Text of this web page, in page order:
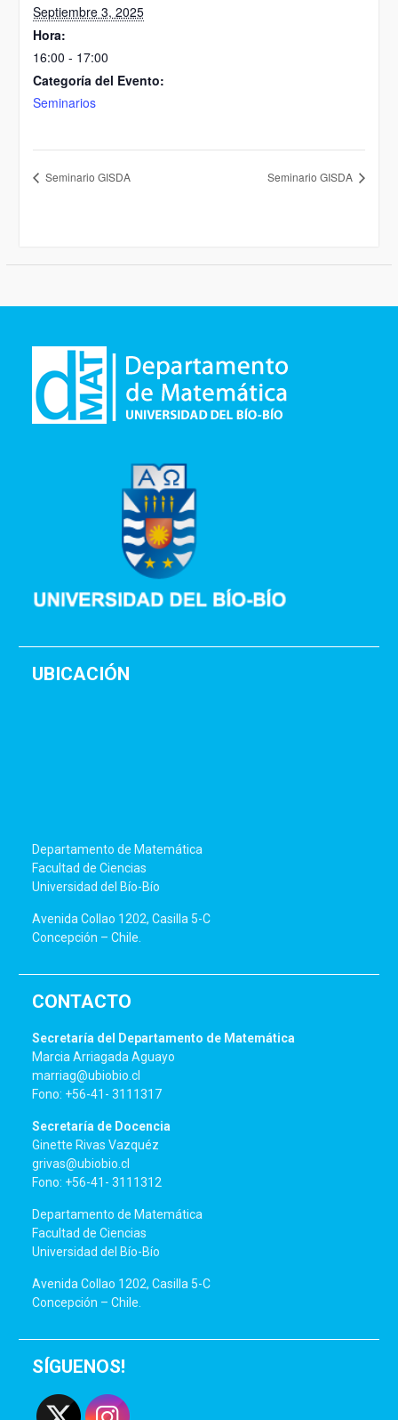
Septiembre 3, 2025
Hora:
16:00 - 17:00
Categoría del Evento:
Seminarios
Seminario GISDA Seminario GISDA
UBICACIÓN
Departamento de Matemática
Facultad de Ciencias
Universidad del Bío-Bío
Avenida Collao 1202, Casilla 5-C
Concepción – Chile.
CONTACTO
Secretaría del Departamento de Matemática
Marcia Arriagada Aguayo
marriag@ubiobio.cl
Fono: +56-41- 3111317
Secretaría de Docencia
Ginette Rivas Vazquéz
grivas@ubiobio.cl
Fono: +56-41- 3111312
Departamento de Matemática
Facultad de Ciencias
Universidad del Bío-Bío
Avenida Collao 1202, Casilla 5-C
Concepción – Chile.
SÍGUENOS!